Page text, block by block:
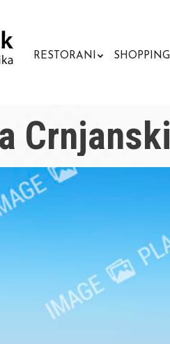
RESTORANI SHOPPING
Crnjanski